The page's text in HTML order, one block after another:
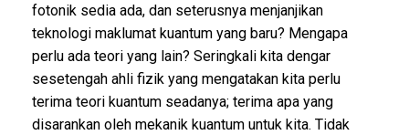
fotonik sedia ada, dan seterusnya menjanjikan
teknologi maklumat kuantum yang baru? Mengapa
perlu ada teori yang lain? Seringkali kita dengar
sesetengah ahli fizik yang mengatakan kita perlu
terima teori kuantum seadanya; terima apa yang
disarankan oleh mekanik kuantum untuk kita. Tidak